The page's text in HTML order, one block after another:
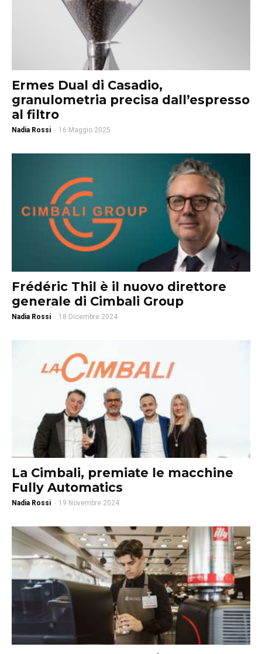
Ermes Dual di Casadio,
granulometria precisa dall’espresso
al filtro
Nadia Rossi - 16 Maggio 2025
Frédéric Thil è il nuovo direttore
generale di Cimbali Group
Nadia Rossi - 18 Dicembre 2024
La Cimbali, premiate le macchine
Fully Automatics
Nadia Rossi - 19 Novembre 2024